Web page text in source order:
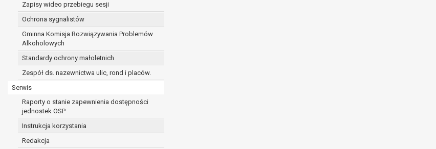
Zapisy wideo przebiegu sesji
Ochrona sygnalistów
Gminna Komisja Rozwiązywania Problemów
Alkoholowych
Standardy ochrony małoletnich
Zespół ds. nazewnictwa ulic, rond i placów.
Serwis
Raporty o stanie zapewnienia dostępności
jednostek OSP
Instrukcja korzystania
Redakcja